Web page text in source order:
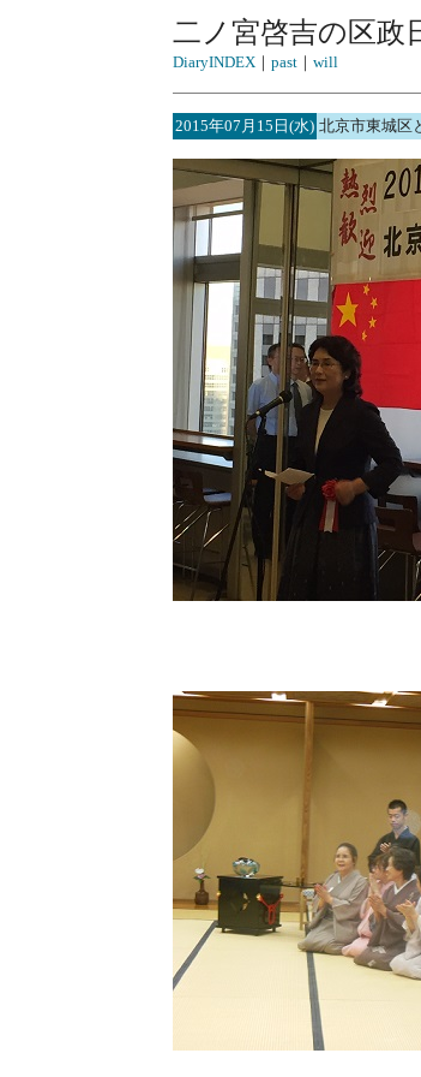
二ノ宮啓吉の区政
DiaryINDEX ｜ past ｜ will
2015年07月15日(水) 北京市東城区